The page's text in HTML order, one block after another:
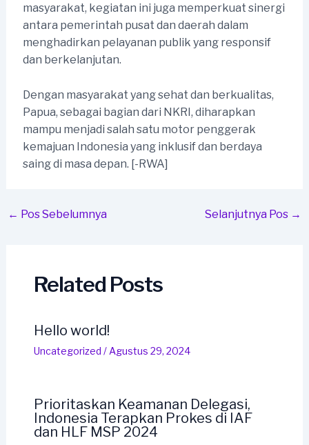
masyarakat, kegiatan ini juga memperkuat sinergi
antara pemerintah pusat dan daerah dalam
menghadirkan pelayanan publik yang responsif
dan berkelanjutan.
Dengan masyarakat yang sehat dan berkualitas,
Papua, sebagai bagian dari NKRI, diharapkan
mampu menjadi salah satu motor penggerak
kemajuan Indonesia yang inklusif dan berdaya
saing di masa depan. [-RWA]
Post
← Pos Sebelumnya Selanjutnya Pos →
Related Posts
Hello world!
Uncategorized / Agustus 29, 2024
Prioritaskan Keamanan Delegasi,
Indonesia Terapkan Prokes di IAF
dan HLF MSP 2024